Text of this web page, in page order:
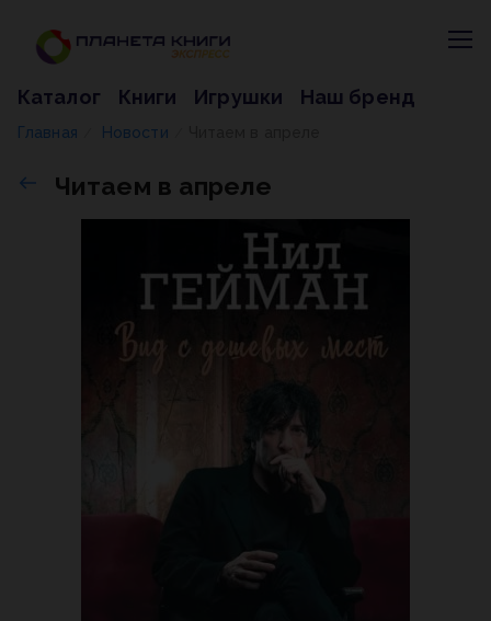
Каталог Книги Игрушки Наш бренд
Главная Новости
Читаем в апреле